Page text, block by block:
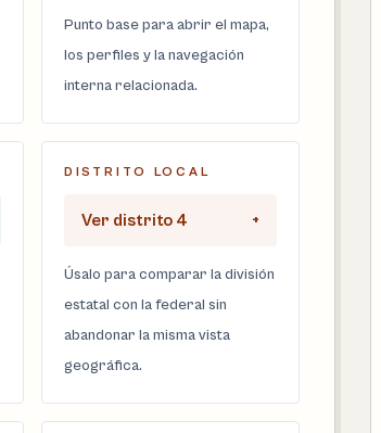
Punto base para abrir el mapa,
los perfiles y la navegación
interna relacionada.
DISTRITO LOCAL
Ver distrito 4 +
Úsalo para comparar la división
estatal con la federal sin
abandonar la misma vista
geográfica.